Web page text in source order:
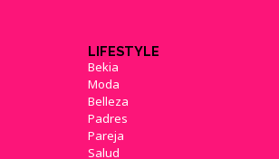
LIFESTYLE
Bekia
Moda
Belleza
Padres
Pareja
Salud